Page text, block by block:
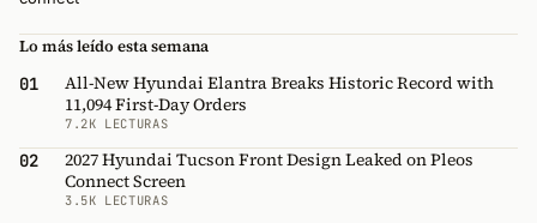
Lo más leído esta semana
01
All-New Hyundai Elantra Breaks Historic Record with
11,094 First-Day Orders
7.2K LECTURAS
02
2027 Hyundai Tucson Front Design Leaked on Pleos
Connect Screen
3.5K LECTURAS